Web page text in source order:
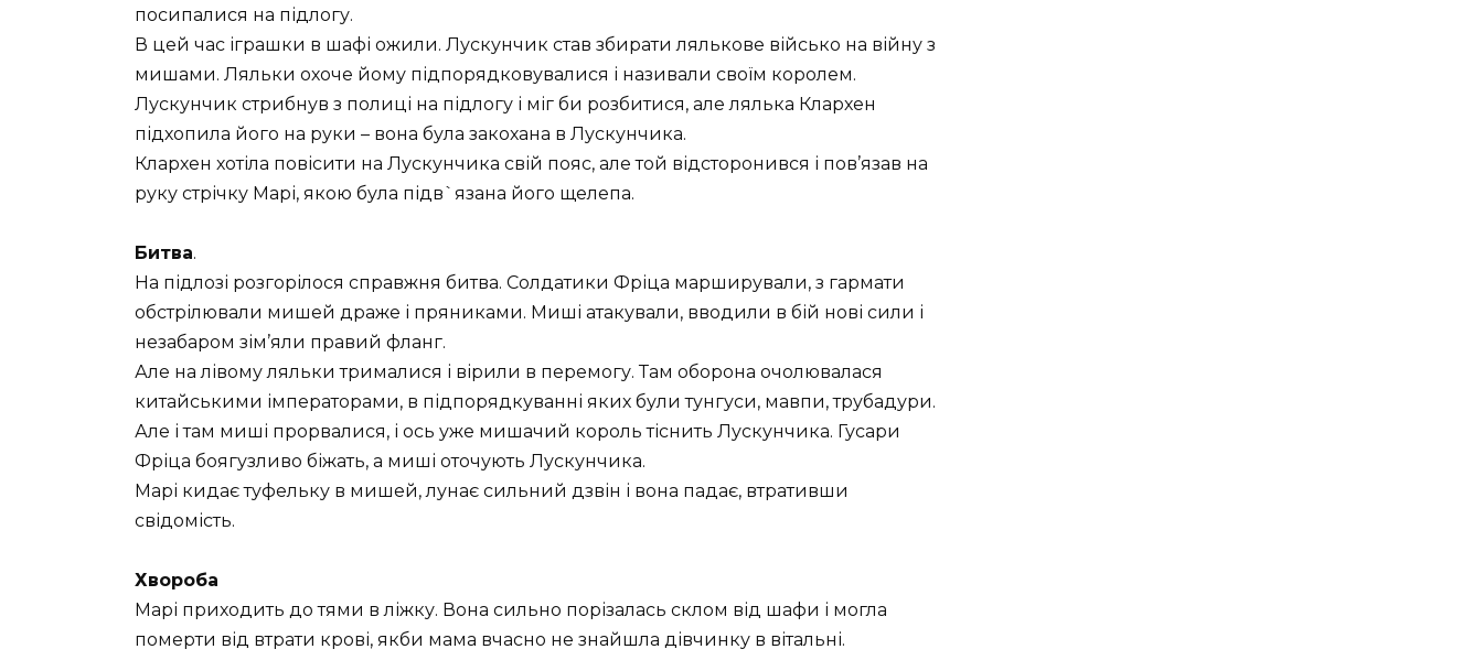
посипалися на підлогу.
В цей час іграшки в шафі ожили. Лускунчик став збирати лялькове військо на війну з
мишами. Ляльки охоче йому підпорядковувалися і називали своїм королем.
Лускунчик стрибнув з полиці на підлогу і міг би розбитися, але лялька Клархен
підхопила його на руки – вона була закохана в Лускунчика.
Клархен хотіла повісити на Лускунчика свій пояс, але той відсторонився і пов’язав на
руку стрічку Марі, якою була підв`язана його щелепа.
Битва.
На підлозі розгорілося справжня битва. Солдатики Фріца марширували, з гармати
обстрілювали мишей драже і пряниками. Миші атакували, вводили в бій нові сили і
незабаром зім’яли правий фланг.
Але на лівому ляльки трималися і вірили в перемогу. Там оборона очолювалася
китайськими імператорами, в підпорядкуванні яких були тунгуси, мавпи, трубадури.
Але і там миші прорвалися, і ось уже мишачий король тіснить Лускунчика. Гусари
Фріца боягузливо біжать, а миші оточують Лускунчика.
Марі кидає туфельку в мишей, лунає сильний дзвін і вона падає, втративши
свідомість.
Хвороба
Марі приходить до тями в ліжку. Вона сильно порізалась склом від шафи і могла
померти від втрати крові, якби мама вчасно не знайшла дівчинку в вітальні.